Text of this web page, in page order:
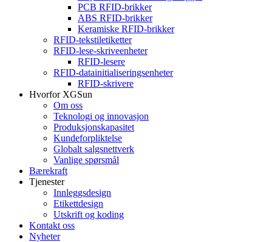
PCB RFID-brikker
ABS RFID-brikker
Keramiske RFID-brikker
RFID-tekstiletiketter
RFID-lese-skriveenheter
RFID-lesere
RFID-datainitialiseringsenheter
RFID-skrivere
Hvorfor XGSun
Om oss
Teknologi og innovasjon
Produksjonskapasitet
Kundeforpliktelse
Globalt salgsnettverk
Vanlige spørsmål
Bærekraft
Tjenester
Innleggsdesign
Etikettdesign
Utskrift og koding
Kontakt oss
Nyheter